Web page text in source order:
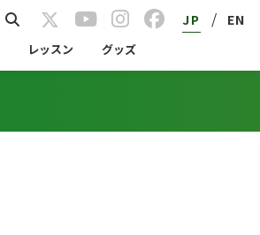
JP / EN
レッスン グッズ